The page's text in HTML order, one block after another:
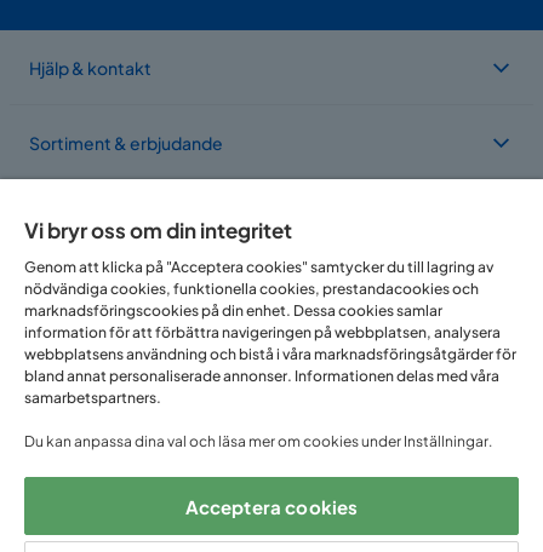
Hjälp & kontakt
Sortiment & erbjudande
Vi finns i flera länder
Följ oss på:
Vi bryr oss om din integritet
Genom att klicka på "Acceptera cookies" samtycker du till lagring av
nödvändiga cookies, funktionella cookies, prestandacookies och
marknadsföringscookies på din enhet. Dessa cookies samlar
information för att förbättra navigeringen på webbplatsen, analysera
webbplatsens användning och bistå i våra marknadsföringsåtgärder för
bland annat personaliserade annonser. Informationen delas med våra
samarbetspartners.
Du kan anpassa dina val och läsa mer om cookies under Inställningar.
Acceptera cookies